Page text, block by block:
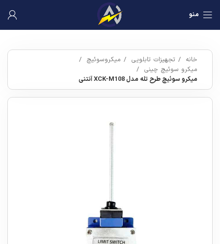
منو
خانه تجهیزات تابلویی
میکروسوئیچ
میکرو سوئیچ چینی
میکرو سوئیچ طرح تله مدل XCK-M108 آنتنی